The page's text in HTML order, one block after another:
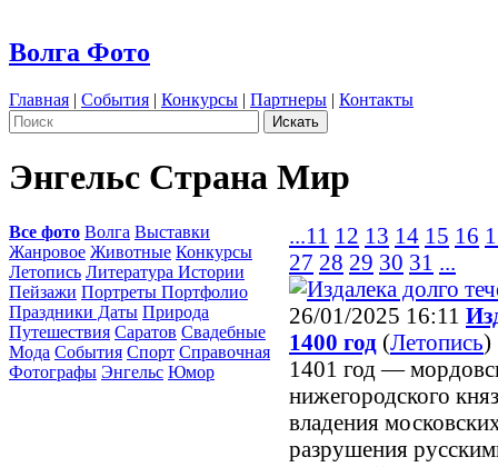
Волга Фото
Главная | События | Конкурсы | Партнеры | Контакты
Энгельс Страна Мир
Все фото Волга Выставки
Жанровое Животные Конкурсы
Летопись Литература Истории
Пейзажи Портреты Портфолио
Праздники Даты Природа
Путешествия Саратов Свадебные
Мода События Спорт Справочная
Фотографы Энгельс Юмор
...11 12 13 14 15 16
27 28 29 30 31 ...
26/01/2025 16:11
1400 год (Летопись)
1401 год —
нижегородского
владения
разрушения